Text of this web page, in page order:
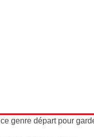
genre départ pour